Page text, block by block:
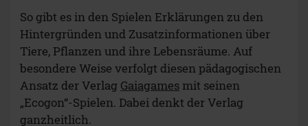
Was bei diesem und auch immer
mehr anderen Verlagen zum Tragen
kommt, ist das Bewusstsein, dass bei
Gesellschaftsspielen das Thema
Umweltschutz auch in der Produktion
eine Rolle spielt.